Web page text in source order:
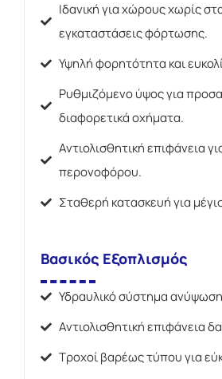
Ιδανική για χώρους χωρίς
εγκαταστάσεις φόρτωσης.
Υψηλή φορητότητα και
Ρυθμιζόμενο ύψος για
διαφορετικά οχήματα.
Αντιολισθητική επιφάνεια
περονοφόρου.
Σταθερή κατασκευή για
Βασικός Εξοπλισμός
Υδραυλικό σύστημα
Αντιολισθητική επιφάνεια
Τροχοί βαρέως τύπου για